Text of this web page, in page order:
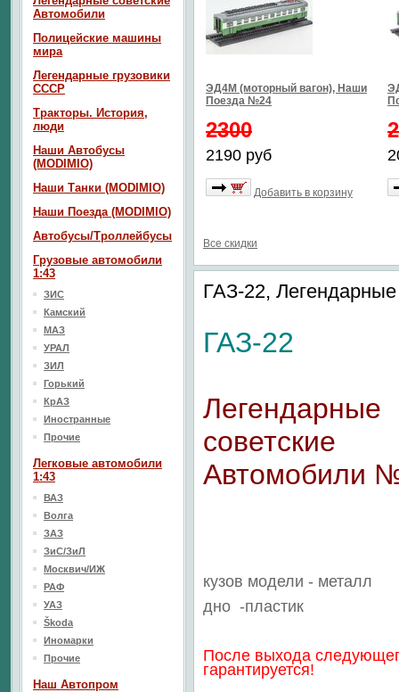
ЭД4М (моторный вагон), Наши
Поезда №24
2300
2190 руб
Добавить в корзину
Все скидки
ГАЗ-22,
ГАЗ-22
Легендарные
советские
Автомобили
кузов модели - металл
дно -пластик
После выхода
гарантируется!
Автомобили
Полицейские машины
мира
Легендарные грузовики
СССР
Тракторы. История,
люди
Наши Автобусы
(MODIMIO)
Наши Танки (MODIMIO)
Наши Поезда (MODIMIO)
Автобусы/Троллейбусы
Грузовые автомобили
1:43
ЗИС
Камский
МАЗ
УРАЛ
ЗИЛ
Горький
КрАЗ
Иностранные
Прочие
Легковые автомобили
1:43
ВАЗ
Волга
ЗАЗ
ЗиС/ЗиЛ
Москвич/ИЖ
РАФ
УАЗ
Škoda
Иномарки
Прочие
Наш Aвтопром